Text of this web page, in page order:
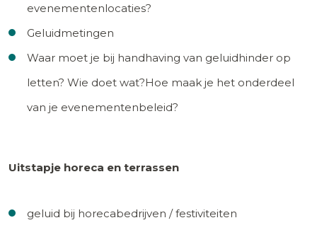
evenementenlocaties?
Geluidmetingen
Waar moet je bij handhaving van geluidhinder op
letten? Wie doet wat?Hoe maak je het onderdeel
van je evenementenbeleid?
Uitstapje horeca en terrassen
geluid bij horecabedrijven / festiviteiten